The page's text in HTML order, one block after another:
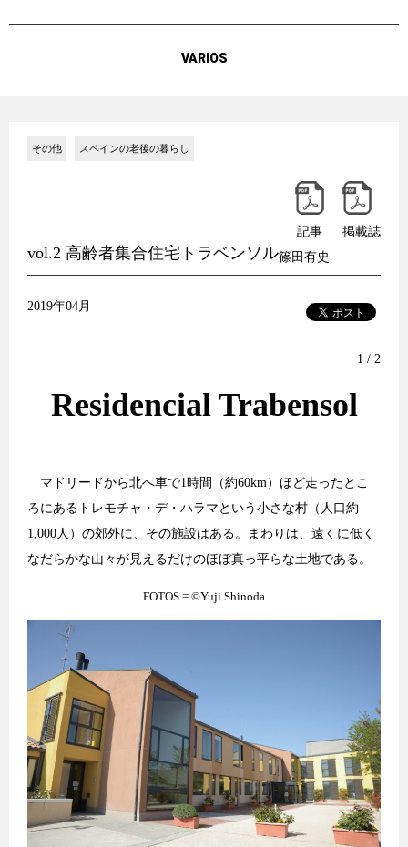
VARIOS
その他 スペインの老後の暮らし
記事 掲載誌
vol.2 高齢者集合住宅トラベンソル篠田有史
2019年04月
1 / 2
Residencial Trabensol
マドリードから北へ車で1時間（約60km）ほど走ったとこ
ろにあるトレモチャ・デ・ハラマという小さな村（人口約
1,000人）の郊外に、その施設はある。まわりは、遠くに低く
なだらかな山々が見えるだけのほぼ真っ平らな土地である。
FOTOS = ©︎Yuji Shinoda